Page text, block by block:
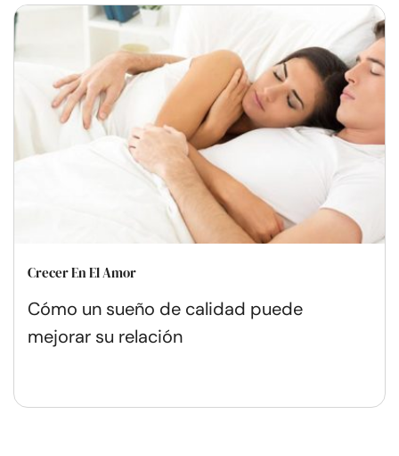
Crecer En El Amor
Cómo un sueño de calidad puede
mejorar su relación